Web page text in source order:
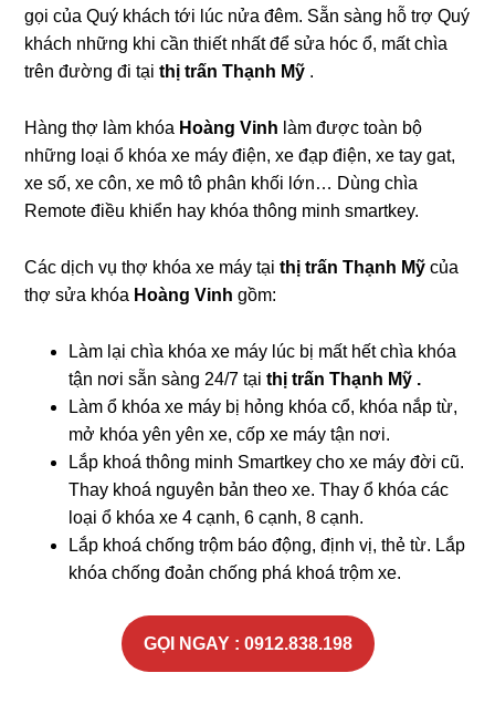
gọi của Quý khách tới lúc nửa đêm. Sẵn sàng hỗ trợ Quý
khách những khi cần thiết nhất để sửa hóc ổ, mất chìa
trên đường đi tạithị trấn Thạnh Mỹ .
Hàng thợ làm khóa Hoàng Vinh làm được toàn bộ
những loại ổ khóa xe máy điện, xe đạp điện, xe tay gat,
xe số, xe côn, xe mô tô phân khối lớn… Dùng chìa
Remote điều khiển hay khóa thông minh smartkey.
Các dịch vụ thợ khóa xe máy tạithị trấn Thạnh Mỹcủa
thợ sửa khóa Hoàng Vinh gồm:
Làm lại chìa khóa xe máy lúc bị mất hết chìa khóa
tận nơi sẵn sàng 24/7 tạithị trấn Thạnh Mỹ .
Làm ổ khóa xe máy bị hỏng khóa cổ, khóa nắp từ,
mở khóa yên yên xe, cốp xe máy tận nơi.
Lắp khoá thông minh Smartkey cho xe máy đời cũ.
Thay khoá nguyên bản theo xe. Thay ổ khóa các
loại ổ khóa xe 4 cạnh, 6 cạnh, 8 cạnh.
Lắp khoá chống trộm báo động, định vị, thẻ từ. Lắp
khóa chống đoản chống phá khoá trộm xe.
GỌI NGAY : 0912.838.198